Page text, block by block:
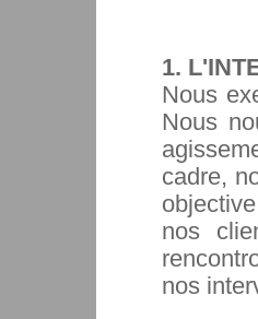
1.
Nous
Nous
cadre,
nos
nos